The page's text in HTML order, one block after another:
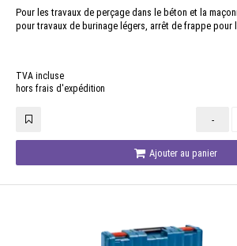
Pour les travaux de perçage dans le béton et la
pour travaux de burinage légers, arrêt de frappe pour
TVA incluse
hors frais d'expédition
-
Ajouter au panier